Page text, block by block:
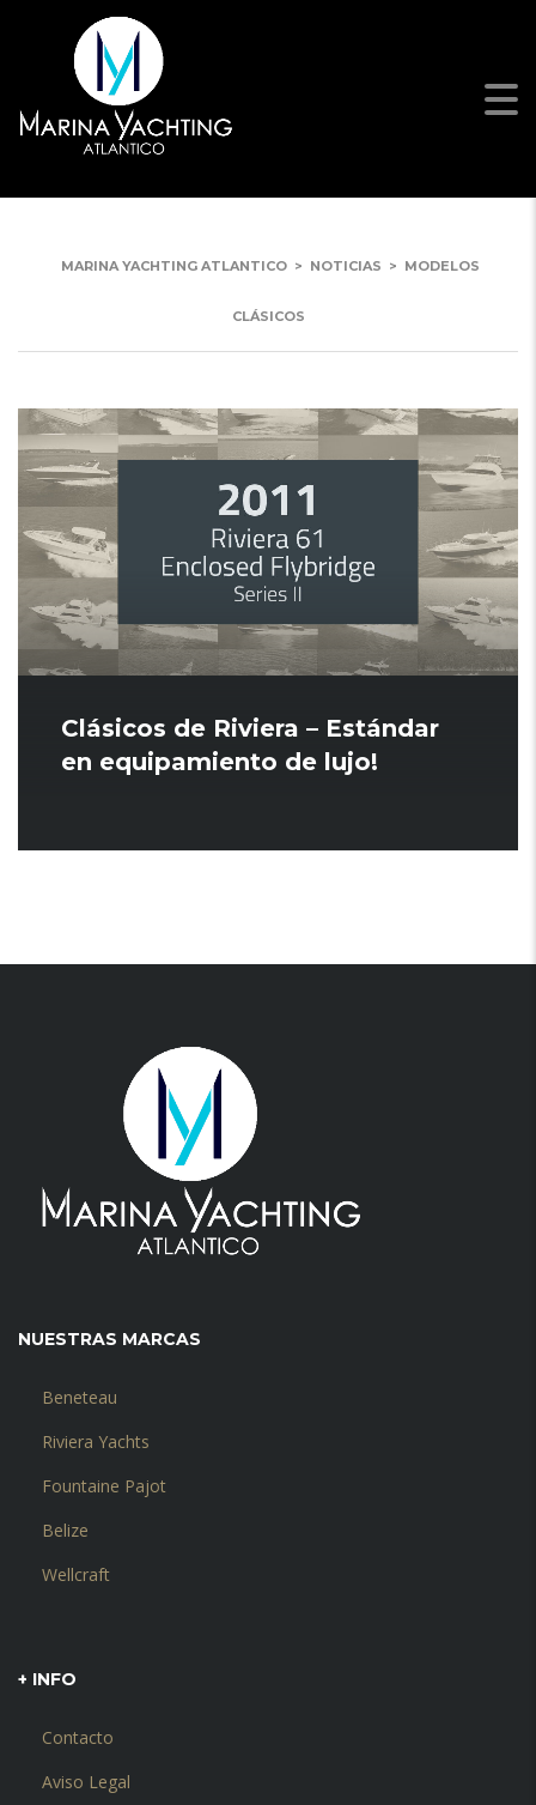
MODELOS CLÁSICOS
MARINA YACHTING ATLANTICO > NOTICIAS > MODELOS
CLÁSICOS
Clásicos de Riviera – Estándar
en equipamiento de lujo!
NUESTRAS MARCAS
Beneteau
Riviera Yachts
Fountaine Pajot
Belize
Wellcraft
+ INFO
Contacto
Aviso Legal